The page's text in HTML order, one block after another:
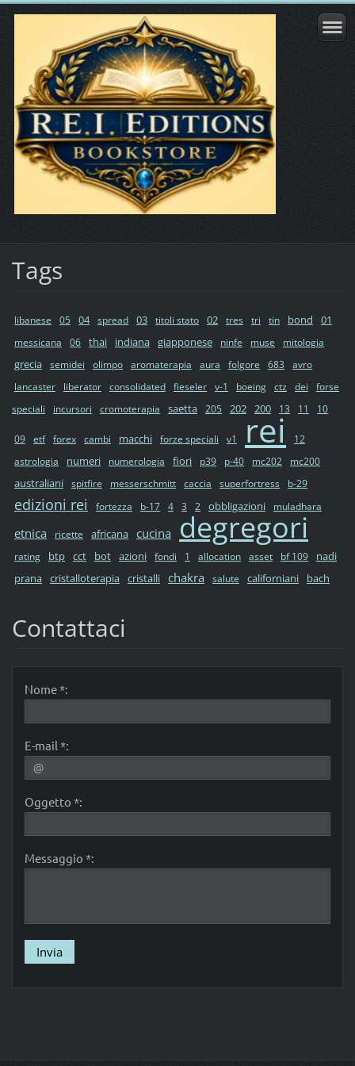
Tags
libanese 05 04 spread 03 titoli stato 02 tres tri tin bond 01
messicana 06 thai indiana giapponese ninfe muse mitologia
grecia semidei olimpo aromaterapia aura folgore 683
avro
lancaster
liberator consolidated fieseler v-1 boeing ctz dei
forse
speciali
incursori cromoterapia saetta 205 202 200 13 11 10
09 etf forex cambi macchi forze speciali v1 rei
12
astrologia
numeri numerologia fiori p39 p-40 mc202 mc200
australiani spitfire messerschmitt caccia superfortress b-29
edizioni rei fortezza b-17 4 3 2 obbligazioni muladhara
etnica ricette africana cucina degregori
rating btp cct bot azioni fondi 1 allocation asset bf 109
nadi
prana cristalloterapia cristalli chakra salute californiani bach
Contattaci
Nome *:
E-mail *:
Oggetto *:
Messaggio *: